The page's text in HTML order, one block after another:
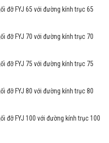
đỡ FYJ 65 với đường kính trục 65
đỡ FYJ 70 với đường kính trục 70
đỡ FYJ 75 với đường kính trục 75
đỡ FYJ 80 với đường kính trục 80
đỡ FYJ 100 với đường kính trục 100